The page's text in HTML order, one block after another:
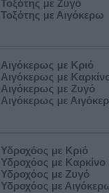
Τοξότης με Ζυγό
Τοξότης με Αιγόκερω
Αιγόκερως με Κριό
Αιγόκερως με
Αιγόκερως με Ζυγό
Αιγόκερως με
Υδροχόος με Κριό
Υδροχόος με Καρκίνο
Υδροχόος με Ζυγό
Υδροχόος με